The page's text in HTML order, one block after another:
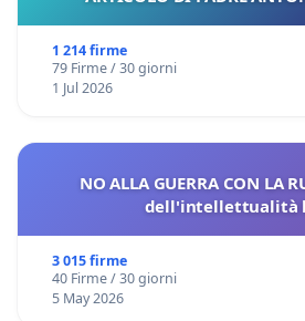
1 214 firme
79 Firme / 30 giorni
1 Jul 2026
NO ALLA GUERRA CON LA
dell'intellettualità
3 015 firme
40 Firme / 30 giorni
5 May 2026